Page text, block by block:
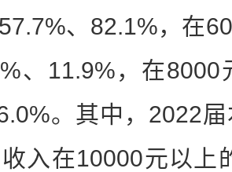
、82.1%，在
、11.9%，在
。其中，2022
入在10000元以上